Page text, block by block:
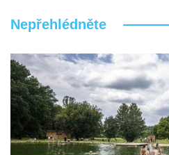
Nepřehlédněte